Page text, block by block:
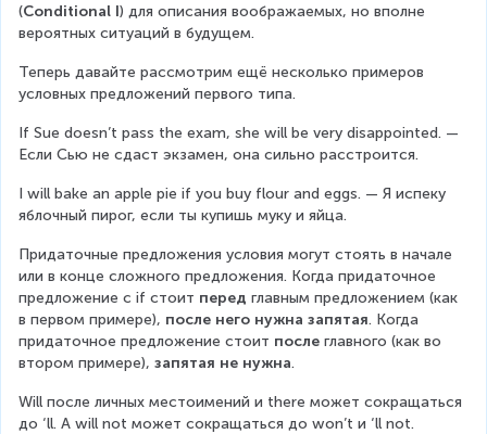
(Conditional I) для описания воображаемых, но вполне
вероятных ситуаций в будущем.
Теперь давайте рассмотрим ещё несколько примеров
условных предложений первого типа.
If Sue doesn’t pass the exam, she will be very disappointed. —
Если Сью не сдаст экзамен, она сильно расстроится.
I will bake an apple pie if you buy flour and eggs. — Я испеку
яблочный пирог, если ты купишь муку и яйца.
Придаточные предложения условия могут стоять в начале
или в конце сложного предложения. Когда придаточное
предложение с if стоит перед главным предложением (как
в первом примере), после него нужна запятая. Когда
придаточное предложение стоит после главного (как во
втором примере), запятая не нужна.
Will после личных местоимений и there может сокращаться
до ‘ll. А will not может сокращаться до won’t и ‘ll not.